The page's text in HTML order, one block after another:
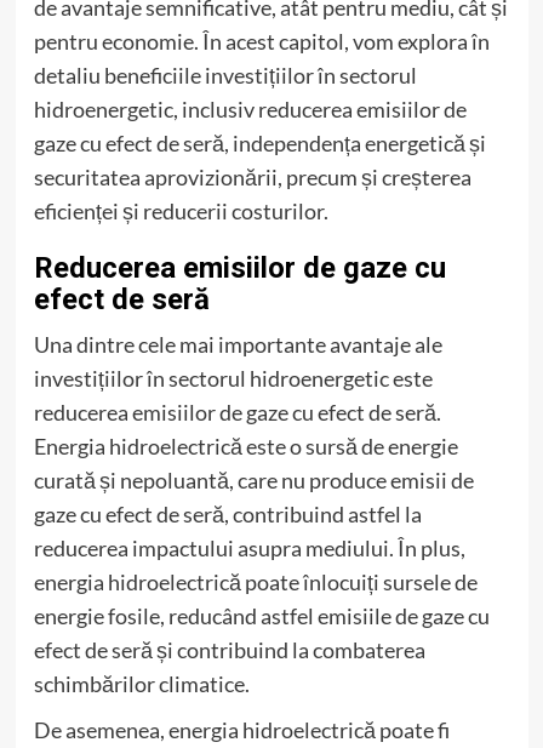
de avantaje semnificative, atât pentru mediu, cât și
pentru economie. În acest capitol, vom explora în
detaliu beneficiile investițiilor în sectorul
hidroenergetic, inclusiv reducerea emisiilor de
gaze cu efect de seră, independența energetică și
securitatea aprovizionării, precum și creșterea
eficienței și reducerii costurilor.
Reducerea emisiilor de gaze cu
efect de seră
Una dintre cele mai importante avantaje ale
investițiilor în sectorul hidroenergetic este
reducerea emisiilor de gaze cu efect de seră.
Energia hidroelectrică este o sursă de energie
curată și nepoluantă, care nu produce emisii de
gaze cu efect de seră, contribuind astfel la
reducerea impactului asupra mediului. În plus,
energia hidroelectrică poate înlocuiți sursele de
energie fosile, reducând astfel emisiile de gaze cu
efect de seră și contribuind la combaterea
schimbărilor climatice.
De asemenea, energia hidroelectrică poate fi